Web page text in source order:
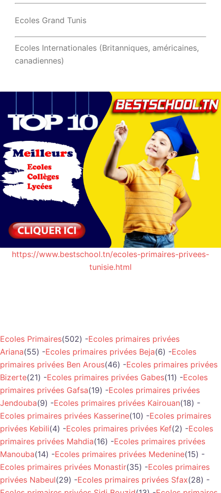
Ecoles Grand Tunis
Ecoles Internationales (Britanniques, américaines,
canadiennes)
https://www.bestschool.tn/ecoles-primaires-privees-
tunisie.html
Ecoles Primaires(502) -Ecoles primaires privées
Ariana(55) -Ecoles primaires privées Beja(6) -Ecoles
primaires privées Ben Arous(46) -Ecoles primaires privées
Bizerte(21) -Ecoles primaires privées Gabes(11) -Ecoles
primaires privées Gafsa(19) -Ecoles primaires privées
Jendouba(9) -Ecoles primaires privées Kairouan(18) -
Ecoles primaires privées Kasserine(10) -Ecoles primaires
privées Kebili(4) -Ecoles primaires privées Kef(2) -Ecoles
primaires privées Mahdia(16) -Ecoles primaires privées
Manouba(14) -Ecoles primaires privées Medenine(15) -
Ecoles primaires privées Monastir(35) -Ecoles primaires
privées Nabeul(29) -Ecoles primaires privées Sfax(28) -